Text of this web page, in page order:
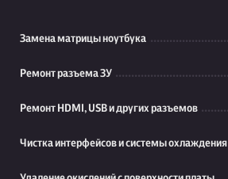
Замена матрицы ноутбука
Ремонт разъема ЗУ
Ремонт HDMI, USB и других разъемов
Чистка интерфейсов и системы охлаждения